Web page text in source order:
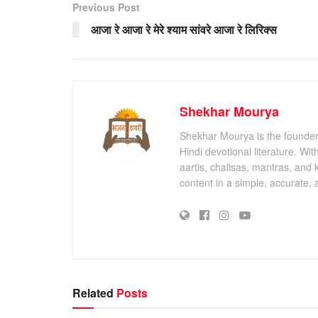
Previous Post
आजा रे आजा रे मेरे श्याम सांवरे आजा रे लिरिक्स
Shekhar Mourya
Shekhar Mourya is the
Hindi devotional literature.
aartis, chalisas, mantras, and
content in a simple, accurate,
Related Posts